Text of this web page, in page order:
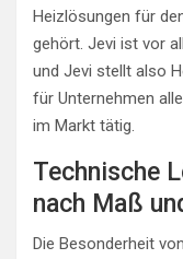
Heizlösungen für
gehört. Jevi ist vor
und Jevi stellt also
für Unternehmen
im Markt tätig.
Technische
nach Maß
Die Besonderheit